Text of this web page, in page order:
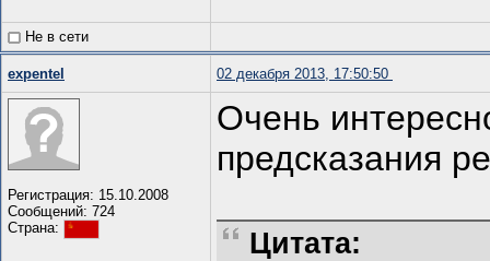
Не в сети
expentel 02 декабря 2013, 17:50:50
Регистрация: 15.10.2008
Сообщений: 724
Страна:
Очень
предсказания
Цитата: